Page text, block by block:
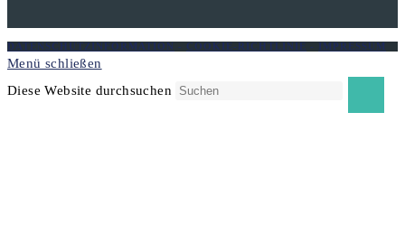
DATENSCHUTZINFORMATION - COOKIE-RICHTLINIE - IMPRESSUM
Menü schließen
Diese Website durchsuchen